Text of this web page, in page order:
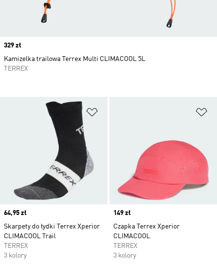
Price
64,95 zł
Skarpety do łydki Terrex Xperior
CLIMACOOL Trail
TERREX
3 kolory
Price
149 zł
Czapka Terrex Xperior
CLIMACOOL
TERREX
3 kolory
Price
329 zł
Kamizelka trailowa Terrex Multi CLIMACOOL 5L
TERREX